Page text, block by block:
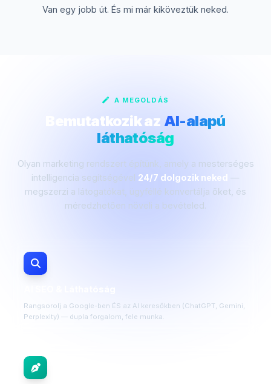
Van egy jobb út. És mi már kiköveztük neked.
A MEGOLDÁS
Bemutatkozik az AI-alapú
láthatóság
Olyan marketing rendszert építünk, amely a mesterséges
intelligencia segítségével 24/7 dolgozik neked —
megszerzi a látogatókat, ügyféllé konvertálja őket, és
méredzhetően növeli a bevételed.
Rangsorolj a Google-ben ÉS az AI keresőkben (ChatGPT, Gemini,
Perplexity) — dupla forgalom, fele munka.